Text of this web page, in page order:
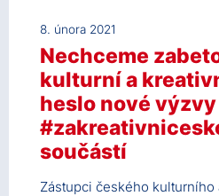
8. února 2021
Nechceme
kulturní a
heslo nové výzvy
součástí
Zástupci českého